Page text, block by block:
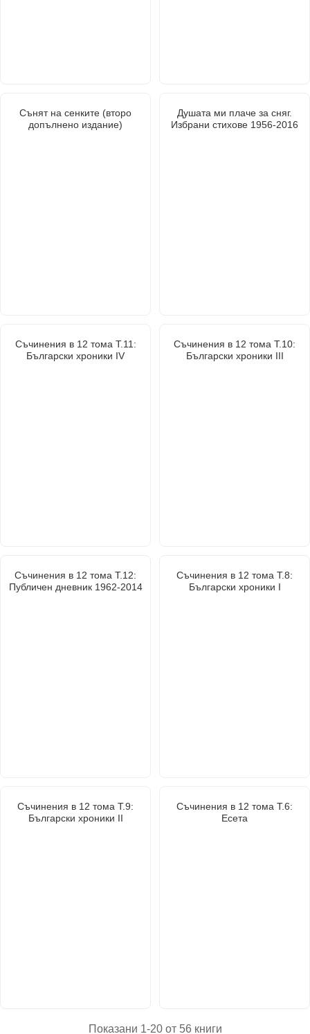
Сънят на сенките (второ
допълнено издание)
Душата ми плаче за сняг.
Избрани стихове 1956-2016
Съчинения в 12 тома Т.11:
Български хроники IV
Съчинения в 12 тома Т.10:
Български хроники III
Съчинения в 12 тома Т.12:
Публичен дневник 1962-2014
Съчинения в 12 тома Т.8:
Български хроники I
Съчинения в 12 тома Т.9:
Български хроники II
Съчинения в 12 тома Т.6:
Есета
Показани 1-20 от 56 книги